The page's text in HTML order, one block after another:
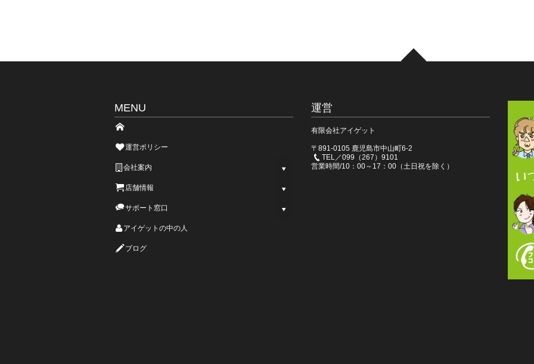
MENU
運営ポリシー
会社案内
店舗情報
サポート窓口
アイゲットの中の人
ブログ
運営
有限会社アイゲット
〒891-0105 鹿児島市中山町6-2
TEL／099（267）9101
営業時間/10：00～17：00（土日祝を除く）